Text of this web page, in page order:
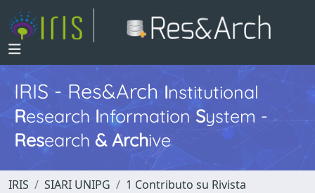
IRIS - Res&ArchInstitutional
Research InformationSystem -
Research & Archive
IRIS SIARI UNIPG
1 Contributo su Rivista